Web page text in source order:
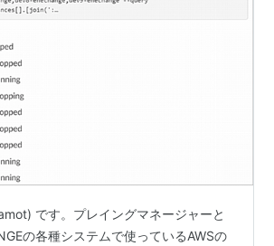
です。プレイングマネージャーと
の各種システムで使っているAWSの